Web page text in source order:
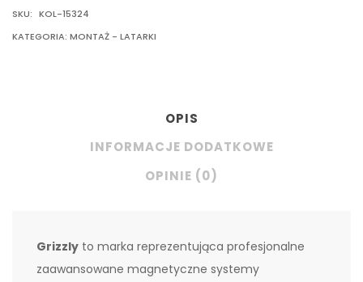
SKU: KOL-15324
KATEGORIA: MONTAŻ - LATARKI
OPIS
INFORMACJE DODATKOWE
OPINIE (0)
Grizzly to marka reprezentująca profesjonalne
zaawansowane magnetyczne systemy